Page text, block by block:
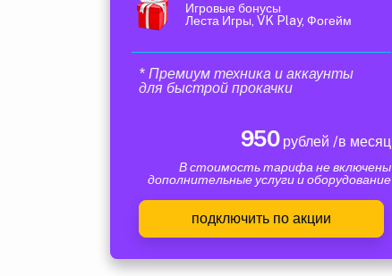
Игровые бонусы
Леста Игры, VK Play, Фогейм
* Премиум техника и аккаунты
для быстрой прокачки
950рублей /в месяц
В стоимость тарифа не включены
дополнительные услуги и оборудование
подключить по акции